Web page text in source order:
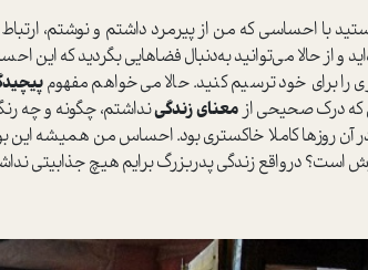
با احساسی که من از پیرمرد داشتم و نوشتم،
و از حالا می‌توانید به‌دنبال فضاهایی بگردید که
را برای خود ترسیم کنید. حالا می‌خواهم مفهوم
که درک صحیحی ازمعنای زندگینداشتم، چگونه و چه
آن روزها کاملا خاکستری بود. احساس من همیشه این
ا‌ست؟ در‌واقع زندگی پدربزرگ برایم هیچ جذابیتی